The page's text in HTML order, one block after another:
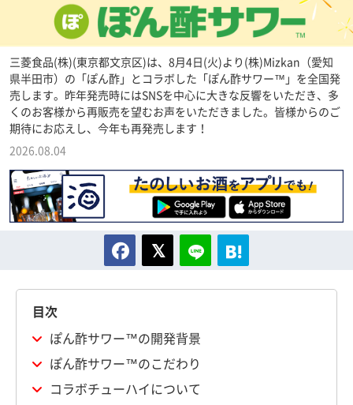
三菱食品(株)(東京都文京区)は、8月4日(火)より(株)Mizkan（愛知
県半田市）の「ぽん酢」とコラボした「ぽん酢サワー™」を全国発
売します。昨年発売時にはSNSを中心に大きな反響をいただき、多
くのお客様から再販売を望むお声をいただきました。皆様からのご
期待にお応えし、今年も再発売します！
2026.08.04
目次
ぽん酢サワー™の開発背景
ぽん酢サワー™のこだわり
コラボチューハイについて